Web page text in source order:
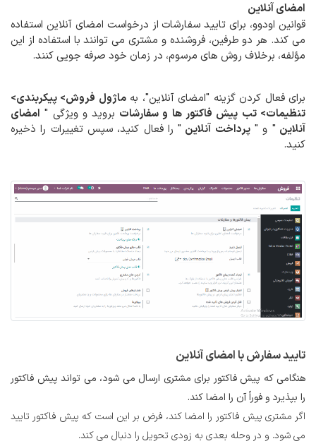
امضای آنلاین
قوانین اودوو، برای تایید سفارشات از درخواست امضای آنلاین استفاده
می کند. هر دو طرفین، فروشنده و مشتری می توانند با استفاده از این
مؤلفه، برخلاف روش های مرسوم، در زمان خود صرفه جویی کنند.
برای فعال کردن گزینه "امضای آنلاین"، بهماژول فروش> پیکربندی>
تنظیمات> تب پیش فاکتور ها و سفارشات بروید و ویژگی " امضای
آنلاین " و "پرداخت آنلاین " را فعال کنید، سپس تغییرات را ذخیره
کنید.
تایید سفارش با امضای آنلاین
هنگامی که پیش فاکتور برای مشتری ارسال می شود، می تواند پیش فاکتور
را بپذیرد و فوراً آن را امضا کند.
اگر مشتری پیش فاکتور را امضا کند، فرض بر این است که پیش فاکتور تایید
می شود. و در وحله بعدی به زودی تحویل را دنبال می کند.